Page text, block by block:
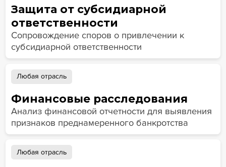
Защита от субсидиарной
ответственности
Сопровождение споров о привлечении к
субсидиарной ответственности
Любая отрасль
Финансовые расследования
Анализ финансовой отчетности для выявления
признаков преднамеренного банкротства
Любая отрасль